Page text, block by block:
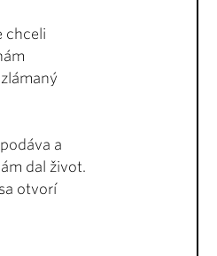
chceli
a
dal život.
otvorí